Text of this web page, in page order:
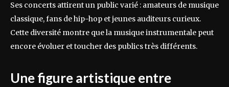
Ses concerts attirent un public varié : amateurs de musique
classique, fans de hip-hop et jeunes auditeurs curieux.
Cette diversité montre que la musique instrumentale peut
encore évoluer et toucher des publics très différents.
Une figure artistique entre